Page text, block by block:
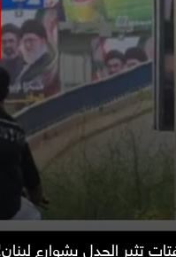
تثير الجدل بشوارع